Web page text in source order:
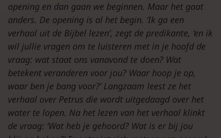
opening en dan gaan we beginnen. Maar het gaat
anders. De opening is al het begin. ‘Ik ga een
verhaal uit de Bijbel lezen’, zegt de predikante, ‘en ik
wil jullie vragen om te luisteren met in je hoofd de
vraag: wat staat ons vanavond te doen? Wat
betekent veranderen voor jou? Waar hoop je op,
waar ben je bang voor?’ Langzaam leest ze het
verhaal over Petrus die wordt uitgedaagd over het
water te lopen. Na het lezen van het verhaal klinkt
de vraag: ‘Wat heb je gehoord? Wat is er bij jou